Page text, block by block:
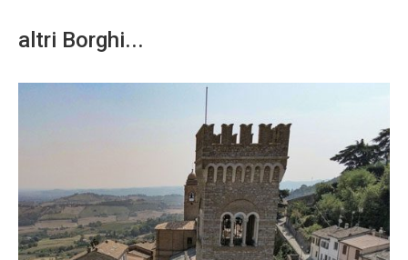
altri Borghi...